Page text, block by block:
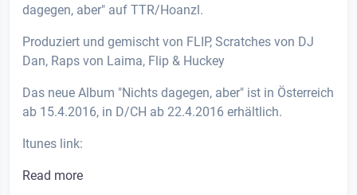
dagegen, aber" auf TTR/Hoanzl.
Produziert und gemischt von FLIP, Scratches von DJ
Dan, Raps von Laima, Flip & Huckey
Das neue Album "Nichts dagegen, aber" ist in Österreich
ab 15.4.2016, in D/CH ab 22.4.2016 erhältlich.
Itunes link:
Read more